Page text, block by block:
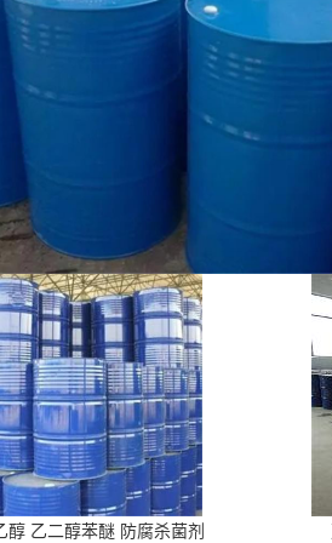
醇 乙二醇苯醚 防腐杀菌剂